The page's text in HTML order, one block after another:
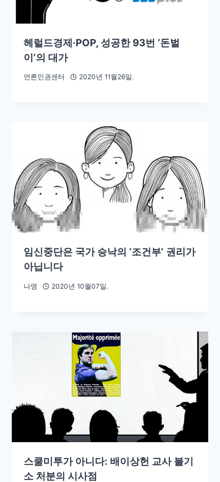
헤럴드경제·POP, 성공한 93번 ‘돈벌
이’의 대가
언론인권센터 2020년 11월26일.
임신중단은 국가 승낙의 ‘조건부’ 권리가
아닙니다
나영 2020년 10월07일.
스쿨미투가 아니다: 배이상헌 교사 불기
소 처분의 시사점